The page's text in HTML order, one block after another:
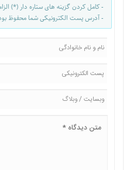
- کامل کردن گزینه های ستاره دار (*)
- آدرس پست الکترونیکی شما محفوظ